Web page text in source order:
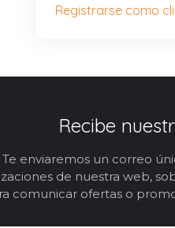
Registrarse como
Recibe
Te enviaremos un correo
de nuestra web,
comunicar ofertas o